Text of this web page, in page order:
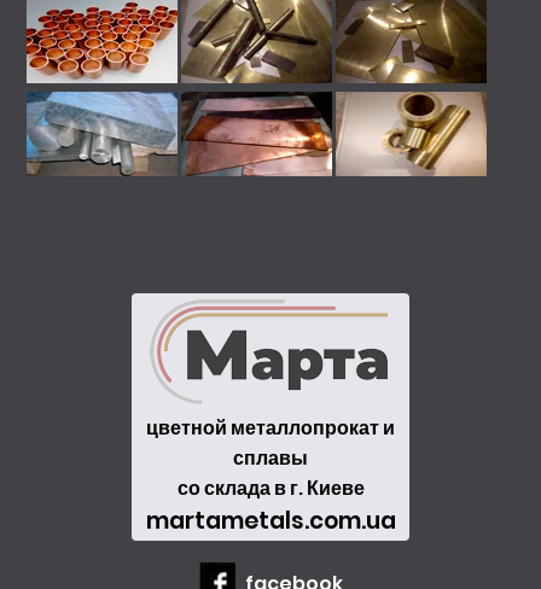
цветной металлопрокат и
сплавы
со склада в г. Киеве
martametals.com.ua